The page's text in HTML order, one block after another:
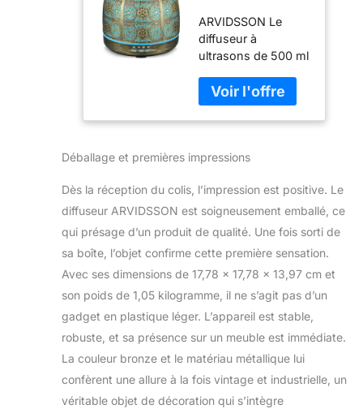
essentielles de
500 ml en métal
bronze avec
éclairage LED
multicolore
pour grande
pièce,
à ultrasons
domicile,
cadeau pour
homme et
femme
ARVIDSSON Le
diffuseur à
ultrasons de 500 ml
essentielles offre
une expérience
d'aromathérapie
un design marocain
rehaussera tout
décor d'intérieur.
Avec des durées de
fonctionnement
plus longues et
différents modes
d'éclairage, ce
diffuseur vous
profiter des huiles
essentielles d'une
toute nouvelle
façon. Technologie
Déballage et premières impressions
Dès la réception du colis, l’impression est positive. Le
diffuseur ARVIDSSON est soigneusement emballé, ce
qui présage d’un produit de qualité. Une fois sorti de
sa boîte, l’objet confirme cette première sensation.
Avec ses dimensions de 17,78 x 17,78 x 13,97 cm et
son poids de 1,05 kilogramme, il ne s’agit pas d’un
gadget en plastique léger. L’appareil est stable,
robuste, et sa présence sur un meuble est immédiate.
La couleur bronze et le matériau métallique lui
confèrent une allure à la fois vintage et industrielle, un
véritable objet de décoration qui s’intègre